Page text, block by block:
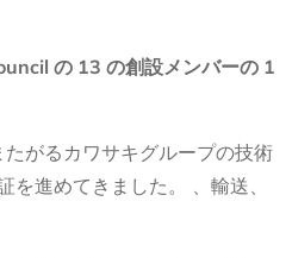
の 13 の創設メンバーの 1
がるカワサキグループの技術
進めてきました。 、輸送、